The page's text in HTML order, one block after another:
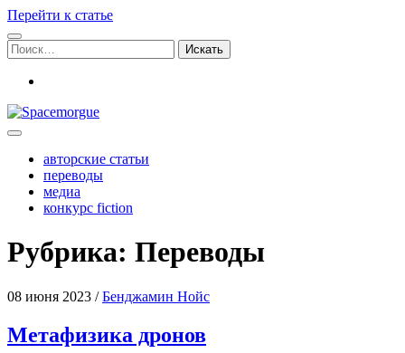
Перейти к статье
Поиск:
Spacemorgue
авторские статьи
переводы
медиа
конкурс fiction
Рубрика: Переводы
08 июня 2023 /Бенджамин Нойс
Метафизика дронов